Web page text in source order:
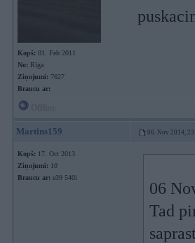
Kopš: 01. Feb 2011
No: Rīga
Ziņojumi: 7627
Braucu ar:
Martins159 06. Nov 2014,
Kopš: 17. Oct 2013
Ziņojumi: 10
Braucu ar: e39 540i
06
Tad